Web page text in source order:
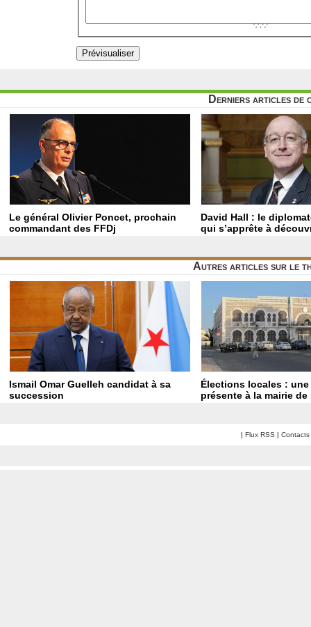
Derniers articles de
Le général Olivier Poncet, prochain
commandant des FFDj
David Hall : le
qui s’apprête à
Autres articles sur le
Ismail Omar Guelleh candidat à sa
succession
Élections locales : une
présente à la mairie
| Flux RSS | Contacts